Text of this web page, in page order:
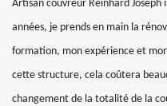
Artisan couvreur Reinhard Joseph
années, je prends en main la
formation, mon expérience et
cette structure, cela coûtera
changement de la totalité de la